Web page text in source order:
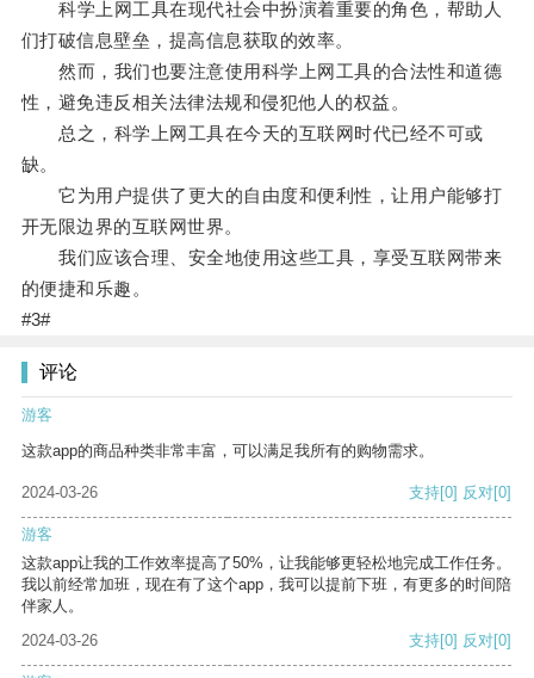
科学上网工具在现代社会中扮演着重要的角色，帮助人
们打破信息壁垒，提高信息获取的效率。
然而，我们也要注意使用科学上网工具的合法性和道德
性，避免违反相关法律法规和侵犯他人的权益。
总之，科学上网工具在今天的互联网时代已经不可或
缺。
它为用户提供了更大的自由度和便利性，让用户能够打
开无限边界的互联网世界。
我们应该合理、安全地使用这些工具，享受互联网带来
的便捷和乐趣。
#3#
评论
游客
这款app的商品种类非常丰富，可以满足我所有的购物需求。
2024-03-26 支持[0] 反对[0]
游客
这款app让我的工作效率提高了50%，让我能够更轻松地完成工作任务。
我以前经常加班，现在有了这个app，我可以提前下班，有更多的时间陪
伴家人。
2024-03-26
支持[0] 反对[0]